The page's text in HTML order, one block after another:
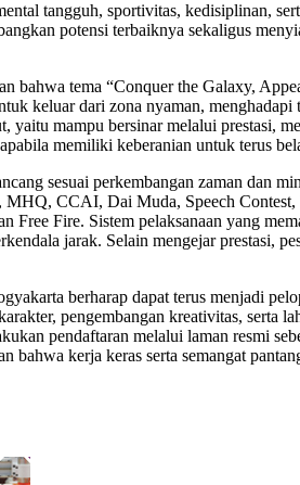
tangguh, sportivitas, kedisiplinan,
potensi terbaiknya sekaligus
tema “Conquer the Galaxy,
keluar dari zona nyaman,
yaitu mampu bersinar melalui prestasi,
memiliki keberanian untuk terus
sesuai perkembangan zaman dan
CCAI, Dai Muda, Speech
Fire. Sistem pelaksanaan yang
jarak. Selain mengejar prestasi,
berharap dapat terus menjadi
pengembangan kreativitas, serta
pendaftaran melalui laman resmi
kerja keras serta semangat